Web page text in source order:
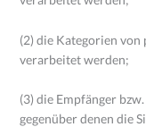
(2) die Kategorien von
verarbeitet werden;
(3) die Empfänger
gegenüber denen die